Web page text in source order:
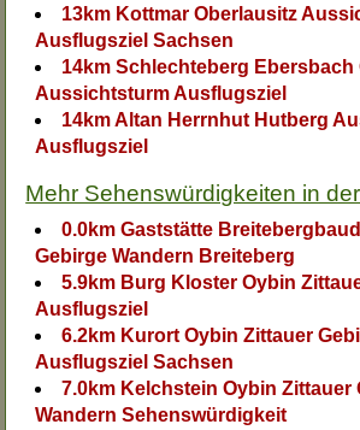
13km Kottmar Oberlausitz
Ausflugsziel Sachsen
14km Schlechteberg Ebersbach
Aussichtsturm Ausflugsziel
14km Altan Herrnhut Hutberg
Ausflugsziel
Mehr Sehenswürdigkeiten in
0.0km Gaststätte
Gebirge Wandern Breiteberg
5.9km Burg Kloster Oybin
Ausflugsziel
6.2km Kurort Oybin Zittauer
Ausflugsziel Sachsen
7.0km Kelchstein Oybin Zittauer
Wandern Sehenswürdigkeit